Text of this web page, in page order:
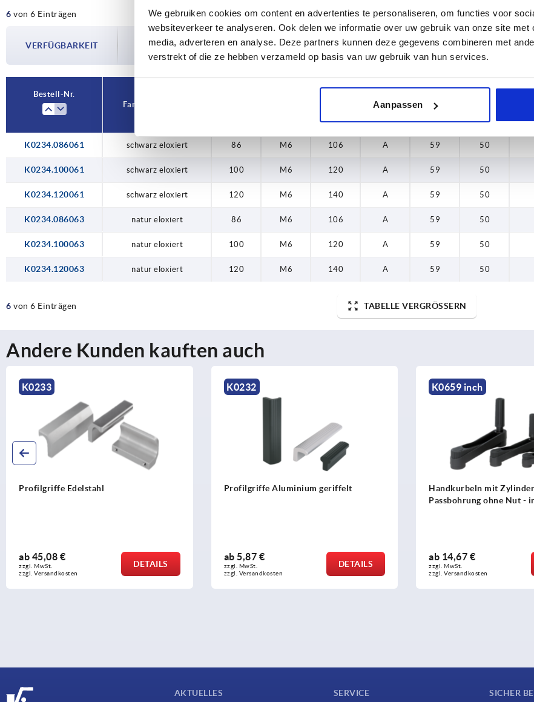
We gebruiken cookies om content en advertenties te personaliseren, om functies voor
websiteverkeer te analyseren. Ook delen we informatie over uw gebruik van onze site met
media, adverteren en analyse. Deze partners kunnen deze gegevens combineren met
verstrekt of die ze hebben verzameld op basis van uw gebruik van hun services.
Aanpassen
schwarz eloxiert 100
120
120
140
6 von 6 Einträgen TABELLE VERGRÖSSERN
VERFÜGBARKEIT
Die Verfügbarkeiten werden in regelmäßigen Abständen mehrmals täglich aktualisiert.
Im finalen Schritt vor Abschluss Ihrer Bestellung erfahren Sie das bestätigte
Versanddatum.
1-3 Tage
Bestell-Nr.
Farbe Grundkörper
Form H
K0234.086061 schwarz eloxiert 86 M6 106 A 59 50
K0234.100061 schwarz eloxiert 100 M6 120 A 59 50
K0234.120061 schwarz eloxiert 120 M6 140 A 59 50
K0234.086063 natur eloxiert 86 M6 106 A 59 50
K0234.100063 natur eloxiert 100 M6 120 A 59 50
K0234.120063 natur eloxiert 120 M6 140 A 59 50
6 von 6 Einträgen TABELLE VERGRÖSSERN
Andere Kunden kauften auch
K0233
Profilgriffe Edelstahl
ab 45,08 €
zzgl. MwSt.
zzgl. Versandkosten
DETAILS
K0232
Profilgriffe Aluminium geriffelt
ab 5,87 €
zzgl. MwSt.
zzgl. Versandkosten
DETAILS
K0659 inch
Handkurbeln mit
Passbohrung ohne Nut -
ab 14,67 €
zzgl. MwSt.
zzgl. Versandkosten
AKTUELLES SERVICE SICHER